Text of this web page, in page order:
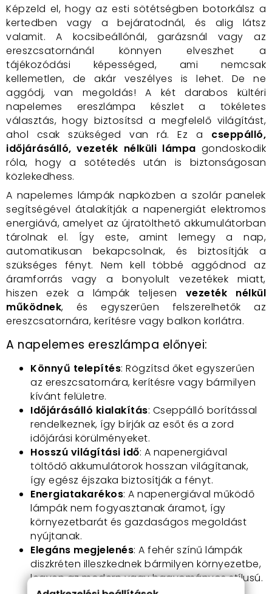
Képzeld el, hogy az esti sötétségben botorkálsz a
kertedben vagy a bejáratodnál, és alig látsz
valamit. A kocsibeállónál, garázsnál vagy az
ereszcsatornánál könnyen elveszhet a
tájékozódási képességed, ami nemcsak
kellemetlen, de akár veszélyes is lehet. De ne
aggódj, van megoldás! A két darabos kültéri
napelemes ereszlámpa készlet a tökéletes
választás, hogy biztosítsd a megfelelő világítást,
ahol csak szükséged van rá. Ez a cseppálló,
időjárásálló, vezeték nélküli lámpa gondoskodik
róla, hogy a sötétedés után is biztonságosan
közlekedhess.
A napelemes lámpák napközben a szolár panelek
segítségével átalakítják a napenergiát elektromos
energiává, amelyet az újratölthető akkumulátorban
tárolnak el. Így este, amint lemegy a nap,
automatikusan bekapcsolnak, és biztosítják a
szükséges fényt. Nem kell többé aggódnod az
áramforrás vagy a bonyolult vezetékek miatt,
hiszen ezek a lámpák teljesen vezeték nélkül
működnek, és egyszerűen felszerelhetők az
ereszcsatornára, kerítésre vagy balkon korlátra.
A napelemes ereszlámpa előnyei:
Könnyű telepítés: Rögzítsd őket egyszerűen
az ereszcsatornára, kerítésre vagy bármilyen
kívánt felületre.
Időjárásálló kialakítás: Cseppálló borítással
rendelkeznek, így bírják az esőt és a zord
időjárási körülményeket.
Hosszú világítási idő: A napenergiával
töltődő akkumulátorok hosszan világítanak,
így egész éjszaka biztosítják a fényt.
Energiatakarékos: A napenergiával működő
lámpák nem fogyasztanak áramot, így
környezetbarát és gazdaságos megoldást
nyújtanak.
Elegáns megjelenés: A fehér színű lámpák
diszkréten illeszkednek bármilyen környezetbe,
legyen az modern vagy hagyományos stílusú.